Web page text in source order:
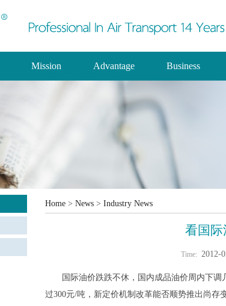
Mission Advantage Business
Home > News > Industry News
看国际
Time: 2012-
国际油价跌跌不休，国内成品油价周内下调
过300元/吨，新定价机制改革能否顺势推出尚存